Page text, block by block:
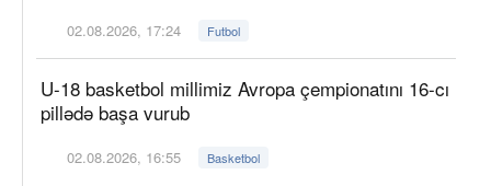
02.08.2026, 17:24 Futbol
U-18 basketbol millimiz Avropa çempionatını 16-cı
pillədə başa vurub
02.08.2026, 16:55 Basketbol